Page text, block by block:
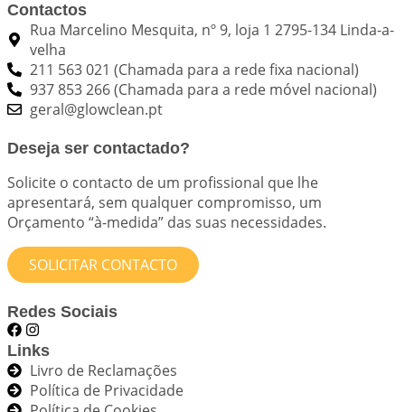
Contactos
Rua Marcelino Mesquita, nº 9, loja 1 2795-134 Linda-a-
velha
211 563 021 (Chamada para a rede fixa nacional)
937 853 266 (Chamada para a rede móvel nacional)
geral@glowclean.pt
Deseja ser contactado?
Solicite o contacto de um profissional que lhe
apresentará, sem qualquer compromisso, um
Orçamento “à-medida” das suas necessidades.
SOLICITAR CONTACTO
Redes Sociais
Links
Livro de Reclamações
Política de Privacidade